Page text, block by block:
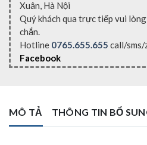
Xuân, Hà Nội
Quý khách qua trực tiếp vui
chắn.
Hotline 0765.655.655 call/sms/
Facebook
MÔ TẢ THÔNG TIN BỔ